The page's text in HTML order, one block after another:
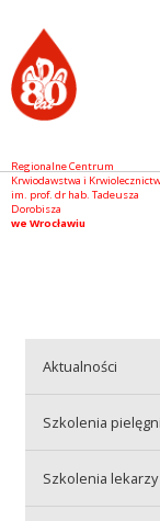
Regionalne Centrum
Krwiodawstwa i
im. prof. dr hab. Tadeusza
Dorobisza
we Wrocławiu
Aktualności
Szkolenia
Szkolenia